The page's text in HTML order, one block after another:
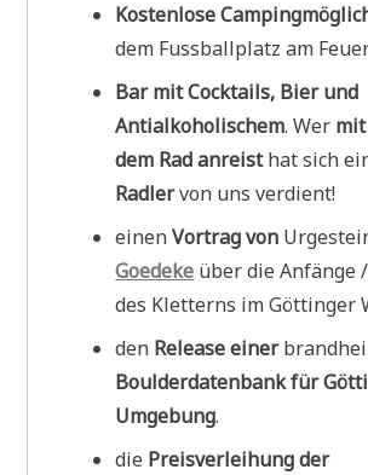
Kostenlose
dem Fussballplatz am
Bar mit Cocktails, Bier und
Antialkoholischem. Wer
dem Rad anreisthat sich
Radlervon uns verdient!
einenVortrag von
Goedeke über die Anfänge
des Kletterns im Göttinger
den Release einer
Boulderdatenbank für
Umgebung.
die Preisverleihung der